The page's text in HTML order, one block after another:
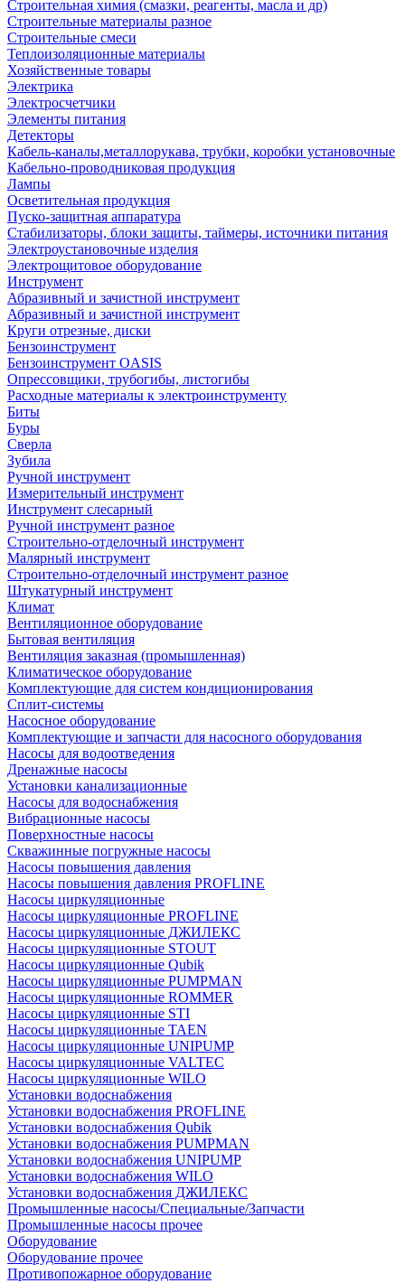
Строительная химия (смазки, реагенты, масла и др)
Строительные материалы разное
Строительные смеси
Теплоизоляционные материалы
Хозяйственные товары
Электрика
Электросчетчики
Элементы питания
Детекторы
Кабель-каналы,металлорукава, трубки, коробки установочные
Кабельно-проводниковая продукция
Лампы
Осветительная продукция
Пуско-защитная аппаратура
Стабилизаторы, блоки защиты, таймеры, источники питания
Электроустановочные изделия
Электрощитовое оборудование
Инструмент
Абразивный и зачистной инструмент
Абразивный и зачистной инструмент
Круги отрезные, диски
Бензоинструмент
Бензоинструмент OASIS
Опрессовщики, трубогибы, листогибы
Расходные материалы к электроинструменту
Биты
Буры
Сверла
Зубила
Ручной инструмент
Измерительный инструмент
Инструмент слесарный
Ручной инструмент разное
Строительно-отделочный инструмент
Малярный инструмент
Строительно-отделочный инструмент разное
Штукатурный инструмент
Климат
Вентиляционное оборудование
Бытовая вентиляция
Вентиляция заказная (промышленная)
Климатическое оборудование
Комплектующие для систем кондиционирования
Сплит-системы
Насосное оборудование
Комплектующие и запчасти для насосного оборудования
Насосы для водоотведения
Дренажные насосы
Установки канализационные
Насосы для водоснабжения
Вибрационные насосы
Поверхностные насосы
Скважинные погружные насосы
Насосы повышения давления
Насосы повышения давления PROFLINE
Насосы циркуляционные
Насосы циркуляционные PROFLINE
Насосы циркуляционные ДЖИЛЕКС
Насосы циркуляционные STOUT
Насосы циркуляционные Qubik
Насосы циркуляционные PUMPMAN
Насосы циркуляционные ROMMER
Насосы циркуляционные STI
Насосы циркуляционные TAEN
Насосы циркуляционные UNIPUMP
Насосы циркуляционные VALTEC
Насосы циркуляционные WILO
Установки водоснабжения
Установки водоснабжения PROFLINE
Установки водоснабжения Qubik
Установки водоснабжения PUMPMAN
Установки водоснабжения UNIPUMP
Установки водоснабжения WILO
Установки водоснабжения ДЖИЛЕКС
Промышленные насосы/Специальные/Запчасти
Промышленные насосы прочее
Оборудование
Оборудование прочее
Противопожарное оборудование